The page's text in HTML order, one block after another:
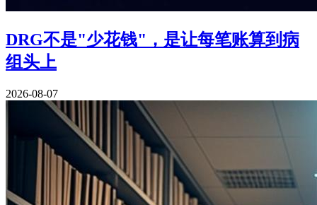
DRG不是"少花钱"，是让每笔账算到病
组头上
2026-08-07